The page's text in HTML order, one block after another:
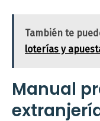
También te
loterías y
Manual